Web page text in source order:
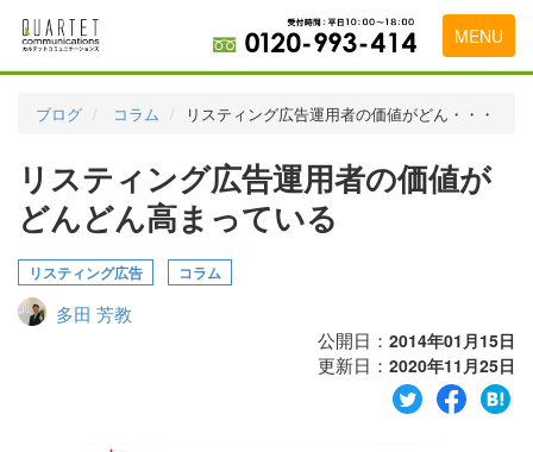
MENU
実績・お客様の声
初めて導入をお考えの方
代理店の乗り換えをお考えの方
ブログ コラム リスティング広告運用者の価値がどん・・・
リスティング広告運用者の価値が
どんどん高まっている
リスティング広告 コラム
多田 芳教
公開日： 2014年01月15日
更新日： 2020年11月25日